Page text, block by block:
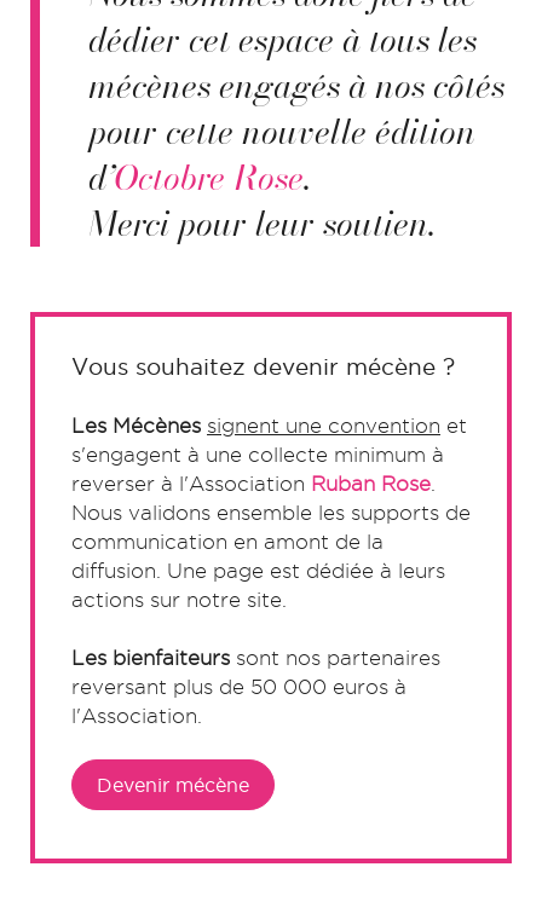
dédier cet espace à tous les
mécènes engagés à nos côtés
pour cette nouvelle édition
d’Octobre Rose.
Merci pour leur soutien.
Vous souhaitez devenir mécène ?
Les Mécènes signent une convention et
s'engagent à une collecte minimum à
reverser à l'Association Ruban Rose
Nous validons ensemble les supports de
communication en amont de la
diffusion. Une page est dédiée à leurs
actions sur notre site.
Les bienfaiteurs sont nos partenaires
reversant plus de 50 000 euros à
l'Association
Devenir mécène